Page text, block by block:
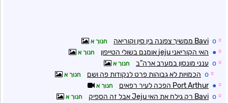
☼
o Bavi ממשיך צפונה בין סין וקוריאה חנוך א
☼
● האי הקוריאני jeju אומנם בשולי הטייפון חנוך א
☼
o ענני מונסון במערב ארה"ב חנוך א
☼
o הכמויות לא גבוהות פרט לנקודות פה ושם חנוך א
☼
● Port Arthur הפכה לעיר רפאים חנוך א
☼
o Bavi רק גילח את האי Jeju אבל זה הספיק חנוך א